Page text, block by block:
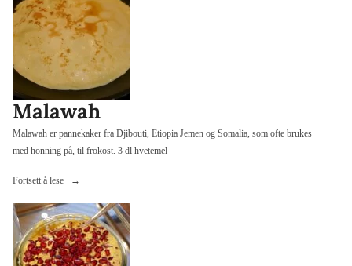
–
hjemmelaget»
Malawah
Malawah er pannekaker fra Djibouti, Etiopia Jemen og Somalia, som ofte brukes
med honning på, til frokost. 3 dl hvetemel
Fortsett å lese «Malawah»